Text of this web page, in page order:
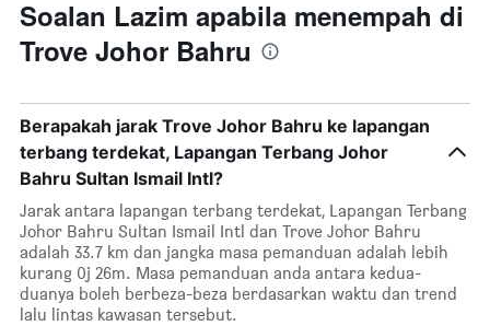
Soalan Lazim apabila menempah di
Trove Johor Bahru
Berapakah jarak Trove Johor Bahru ke lapangan
terbang terdekat, Lapangan Terbang Johor
Bahru Sultan Ismail Intl?
Jarak antara lapangan terbang terdekat, Lapangan Terbang
Johor Bahru Sultan Ismail Intl dan Trove Johor Bahru
adalah 33.7 km dan jangka masa pemanduan adalah lebih
kurang 0j 26m. Masa pemanduan anda antara kedua-
duanya boleh berbeza-beza berdasarkan waktu dan trend
lalu lintas kawasan tersebut.